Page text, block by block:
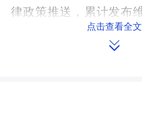
律政策推送，累计发布
法规信息120余期。线
训、“侨商杯”法律知识
点击查看全文
